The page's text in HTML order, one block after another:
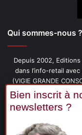
Qui sommes-nous ?
Depuis 2002,
dans l’info-retail
(VIGIE GRANDE
livres (PENSER-
PRÉFÉRÉ DE
PROMOFLASH,
CONSO), podcasts
vous êtes, ainsi